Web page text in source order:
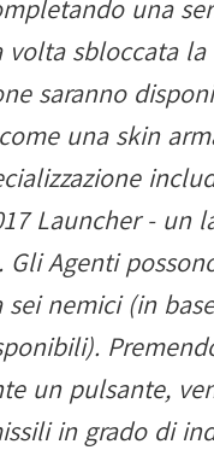
una
volta sbloccata la
saranno
una skin
Launcher - un
Agenti
nemici (in
un pulsante,
in grado di